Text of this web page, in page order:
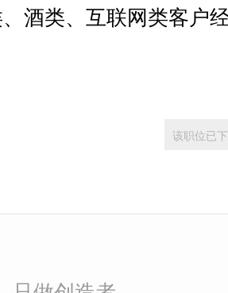
酒类、互联网类客户
该职位已